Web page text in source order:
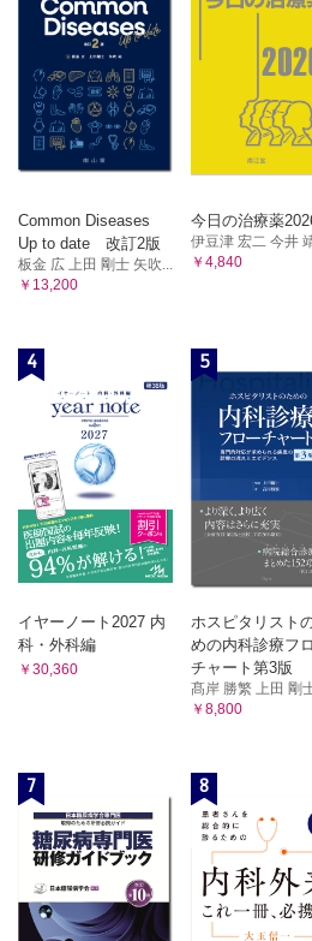
Common Diseases
Up to date 改訂2版
板金 広 上田 剛士 矢吹...
￥13,200
今日の治療薬
伊豆津 宏二 今井
￥4,840
4
イヤーノート2027 内
科・外科編
￥30,360
5
ホスピタリスト
めの内科診療フ
チャート第3版
髙岸 勝繁 上田 剛
￥8,800
7 8